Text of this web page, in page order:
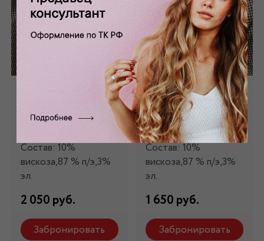
Костюмная ткань
коричневая КМ -
2822
Состав: 10%
вискоза,87 % п/э,3%
эл.
2 050 руб.
Забронировать
Костюмная ткань
"гусиная лапка"
КМ - 461
Состав: 10%
вискоза,87 % п/э,3%
эл.
1 650 руб.
Забронировать